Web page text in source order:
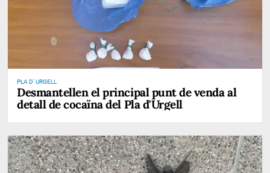
PLA D' URGELL
Desmantellen el principal punt de venda al
detall de cocaïna del Pla d'Urgell